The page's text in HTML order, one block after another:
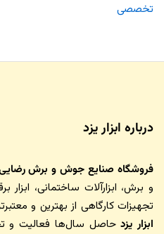
تخصصی
درباره ابزار یزد
فروشگاه صنایع جوش و برش
و برش، ابزارآلات ساختمانی، ابزار
تجهیزات کارگاهی از بهترین و
ابزار یزدحاصل سال‌ها فعالیت و